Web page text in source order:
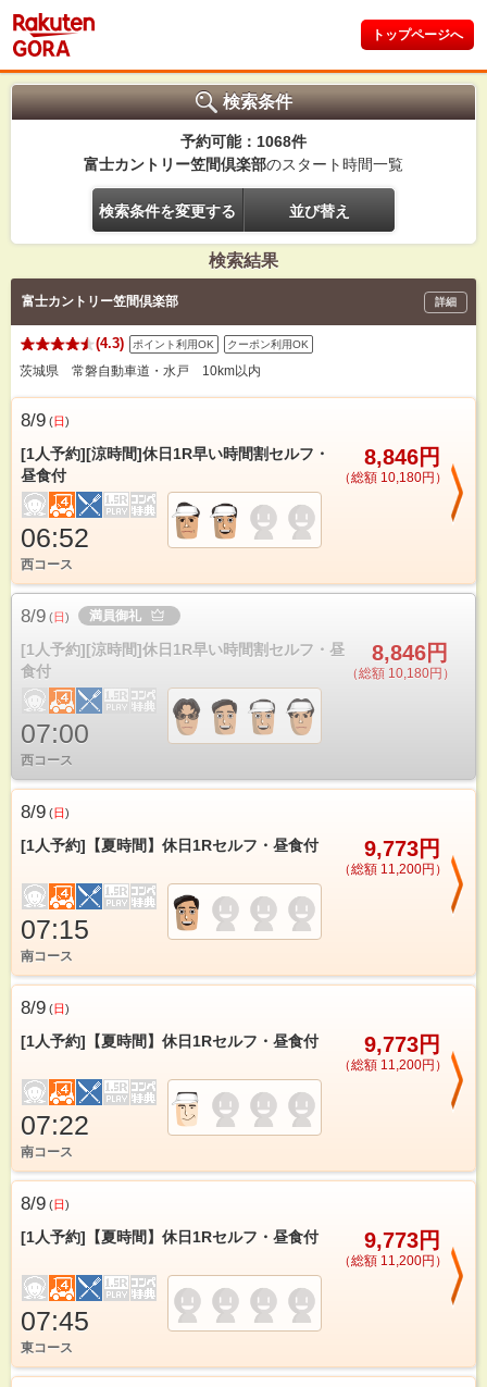
トップページへ
検索条件
予約可能：1068件
富士カントリー笠間倶楽部のスタート時間一覧
検索条件を変更する 並び替え
検索結果
富士カントリー笠間倶楽部 詳細
(4.3) ポイント利用OK クーポン利用OK
茨城県 常磐自動車道・水戸 10km以内
8/9 (日)
[1人予約][涼時間]休日1R早い時間割セルフ・
昼食付
8,846円
（総額 10,180円）
06:52
西コース
8/9 (日) 満員御礼
[1人予約][涼時間]休日1R早い時間割セルフ・昼
食付
8,846円
（総額 10,180円）
07:00
西コース
8/9 (日)
[1人予約]【夏時間】休日1Rセルフ・昼食付 9,773円
（総額 11,200円）
07:15
南コース
8/9 (日)
[1人予約]【夏時間】休日1Rセルフ・昼食付 9,773円
（総額 11,200円）
07:22
南コース
8/9 (日)
[1人予約]【夏時間】休日1Rセルフ・昼食付 9,773円
（総額 11,200円）
07:45
東コース